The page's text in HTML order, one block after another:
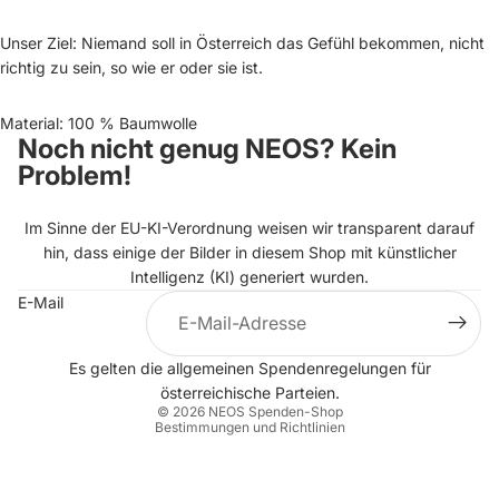
Unser Ziel: Niemand soll in Österreich das Gefühl bekommen, nicht
richtig zu sein, so wie er oder sie ist.
Material: 100 % Baumwolle
Noch nicht genug NEOS? Kein
Problem!
Im Sinne der EU-KI-Verordnung weisen wir transparent darauf
hin, dass einige der Bilder in diesem Shop mit künstlicher
Intelligenz (KI) generiert wurden.
E-Mail
Es gelten die allgemeinen Spendenregelungen für
österreichische Parteien.
© 2026 NEOS Spenden-Shop
Bestimmungen und Richtlinien
Datenschutzerklärung